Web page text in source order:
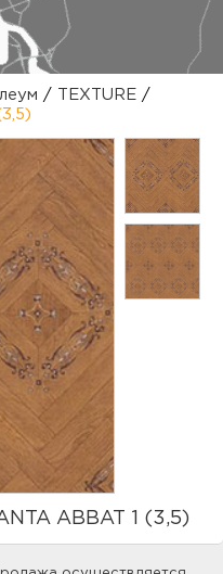
с
/ TEXTURE /
ABBAT 1 (3,5)